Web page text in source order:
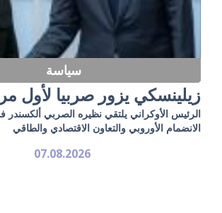
سياسة
زيلينسكي يزور صربيا لأول
الرئيس الأوكراني يلتقي نظيره الصربي
الانضمام الأوروبي والتعاون الاقتصادي والطاقي
07.08.2026